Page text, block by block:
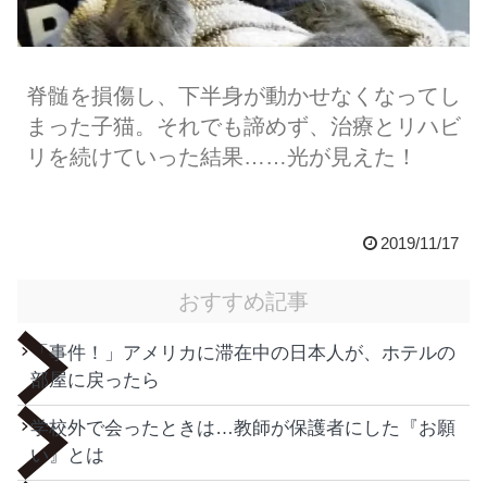
脊髄を損傷し、下半身が動かせなくなってし
まった子猫。それでも諦めず、治療とリハビ
リを続けていった結果……光が見えた！
2019/11/17
おすすめ記事
「事件！」アメリカに滞在中の日本人が、ホテルの
部屋に戻ったら
学校外で会ったときは…教師が保護者にした『お願
い』とは